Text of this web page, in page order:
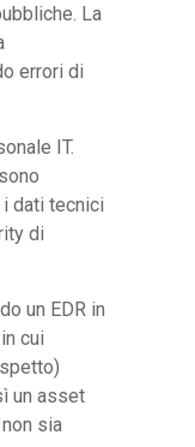
La
errori di
IT.
dati tecnici
di
un EDR in
cui
un asset
sia